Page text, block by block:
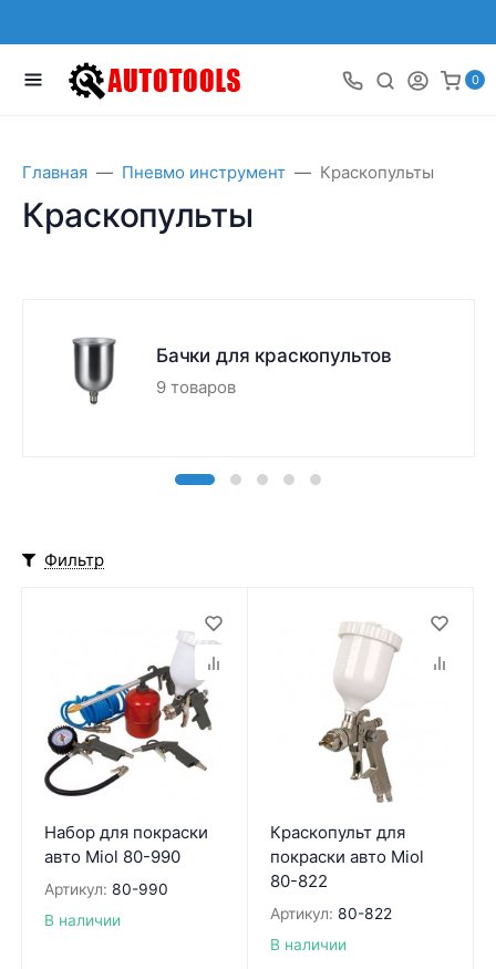
0
Главная Пневмо инструмент Краскопульты
Краскопульты
Бачки для краскопультов
9 товаров
Фильтр
Набор для покраски
авто Miol 80-990
Артикул: 80-990
В наличии
Краскопульт для
покраски авто Miol
80-822
Артикул: 80-822
В наличии